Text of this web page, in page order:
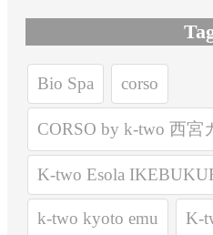
Bio Spa corso
CORSO by k-two 西宮
K-two Esola
k-two kyoto emu K-